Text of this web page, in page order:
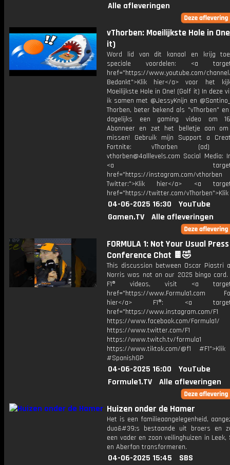
Alle afleveringen
vThorben: Moeilijkste Hole in
it)
Word lid van dit kanaal en krijg
speciale voordelen: <a
href="https://www.youtube.com/channel/
Bedankt">Klik hier</a> voor het
Moeilijkste Hole in One! (Golf it) In deze
ik samen met @JessyKnijn en
Thorben, beter bekend als "vThorben"
dagelijks een gaming video om
Abonneer en zet het belletje aan
missen! Gebruik mijn Support a
Fortnite: vThorben (ad)
vthorben@4alllevels.com Social Media:
<a
href="https://instagram.com/vthorben
Twitter:">Klik hier</a> <a
href="https://twitter.com/
04-06-2025 16:30
YouTube
Gamen.TV
Alle afleveringen
FORMULA 1: Not Your Usual Press
Conference Chat 🍫🤣
This discussion between Oscar Piastri
Norris was not on our 2025 bingo card.
F1® videos, visit <a
href="https://www.Formula1.com
hier</a> F1®: <a
href="https://www.instagram.com/F1
https://www.facebook.com/Formula1/
https://www.twitter.com/F1
https://www.twitch.tv/formula1
https://www.tiktok.com/@f1
#SpanishGP
04-06-2025 16:00
YouTube
Formule1.TV
Alle afleveringen
Huizen onder de Hamer
Het is een familieaangelegenheid,
duo&#39;s bestaande uit broers en
een vader en zoon veilinghuizen in Leek,
en Aberfan transformeren.
04-06-2025 15:45
SBS